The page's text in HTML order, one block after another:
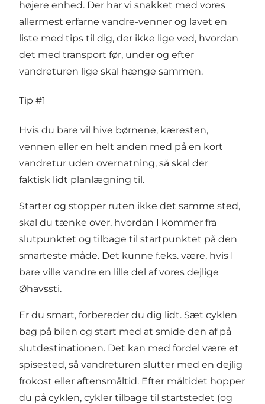
højere enhed. Der har vi snakket med vores
allermest erfarne vandre-venner og lavet en
liste med tips til dig, der ikke lige ved, hvordan
det med transport før, under og efter
vandreturen lige skal hænge sammen.
Tip #1
Hvis du bare vil hive børnene, kæresten,
vennen eller en helt anden med på en kort
vandretur uden overnatning, så skal der
faktisk lidt planlægning til.
Starter og stopper ruten ikke det samme sted,
skal du tænke over, hvordan I kommer fra
slutpunktet og tilbage til startpunktet på den
smarteste måde. Det kunne f.eks. være, hvis I
bare ville vandre en lille del af vores dejlige
Øhavssti.
Er du smart, forbereder du dig lidt. Sæt cyklen
bag på bilen og start med at smide den af på
slutdestinationen. Det kan med fordel være et
spisested, så vandreturen slutter med en dejlig
frokost eller aftensmåltid. Efter måltidet hopper
du på cyklen, cykler tilbage til startstedet (og